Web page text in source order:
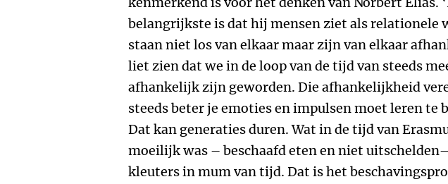
belangrijkste is dat hij mensen ziet als relationele
staan niet los van elkaar maar zijn van elkaar
liet zien dat we in de loop van de tijd van steeds
afhankelijk zijn geworden. Die afhankelijkheid
steeds beter je emoties en impulsen moet leren te
Dat kan generaties duren. Wat in de tijd van
moeilijk was – beschaafd eten en niet
kleuters in mum van tijd. Dat is het